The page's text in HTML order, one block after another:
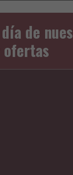
de
ofertas